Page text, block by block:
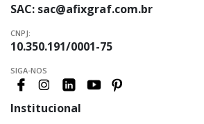
SAC: sac@afixgraf.com.br
CNPJ:
10.350.191/0001-75
SIGA-NOS
Institucional